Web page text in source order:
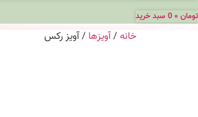
تومان 0 سبد خرید
خانه /آویزها / آویز رکس